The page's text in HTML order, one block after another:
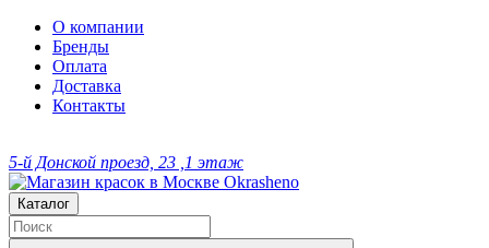
О компании
Бренды
Оплата
Доставка
Контакты
5-й Донской проезд, 23 ,1 этаж
Каталог